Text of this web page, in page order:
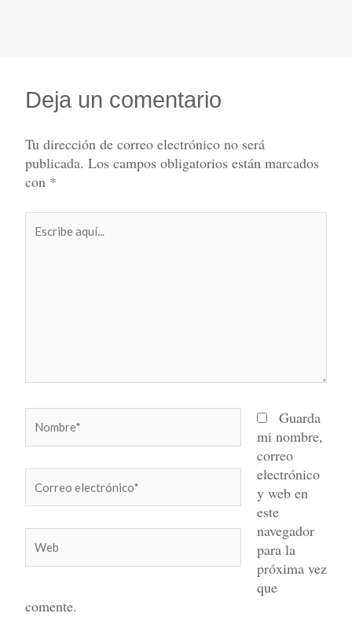
Deja un comentario
Tu dirección de correo electrónico no será
publicada. Los campos obligatorios están marcados
con *
aquí...
electrónico*
Guarda
mi nombre,
correo
electrónico
y web en
este
navegador
para la
próxima vez
que
comente.